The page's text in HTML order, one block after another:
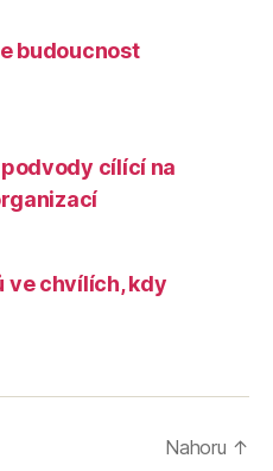
budoucnost
cílící na
ve chvílích, kdy
Nahoru ↑